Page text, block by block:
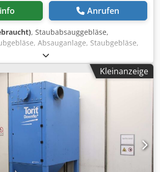
Anrufen
, Staubabsauggebläse,
Absauganlage, Staubgebläse,
Abscheider,Schweissrauchfilter,
Rauchgassauglüfter,
Entstaubungsanlage -Filteranlage: -
1995/H2100 mm -Rüttel-Motor: 0,25 kW -
1995/H2350 mm -Öffnung: Ø 500 mm
Einzelkomponenten: siehe Fotos Chjdpfx
-Gewicht: 220 kg / 521 kg
Kleinanzeige